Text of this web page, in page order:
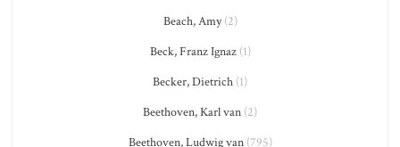
Beach, Amy(2)
Beck, Franz Ignaz(1)
Becker, Dietrich (1)
Beethoven, Karl van (2)
Beethoven, Ludwig van(795)